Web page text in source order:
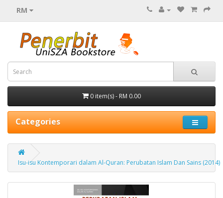
RM
0 item(s) - RM 0.00
Categories
Isu-isu Kontemporari dalam Al-Quran: Perubatan Islam Dan Sains (2014)